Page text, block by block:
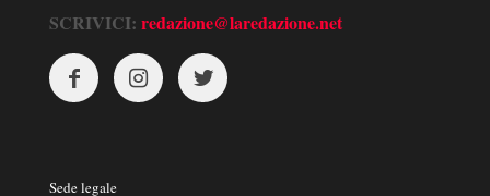
SCRIVICI: redazione@laredazione.net
Sede legale